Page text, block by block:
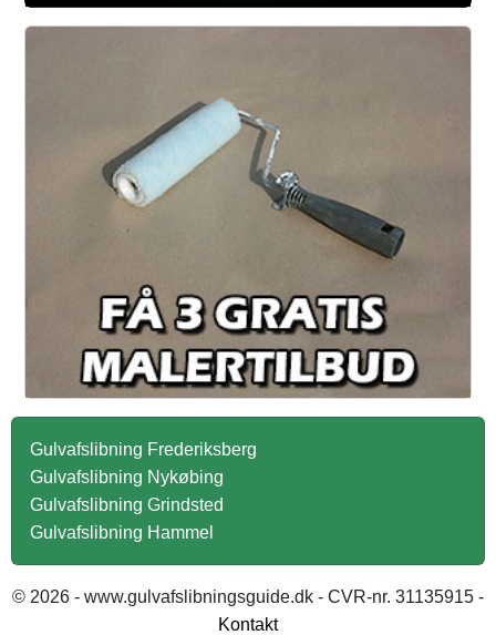
Gulvafslibning Frederiksberg
Gulvafslibning Nykøbing
Gulvafslibning Grindsted
Gulvafslibning Hammel
© 2026 - www.gulvafslibningsguide.dk - CVR-nr. 31135915 -
Kontakt